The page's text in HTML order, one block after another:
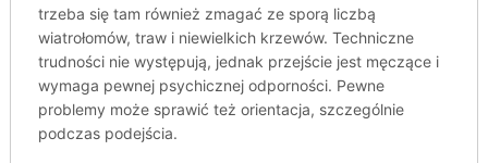
trzeba się tam również zmagać ze sporą liczbą
wiatrołomów, traw i niewielkich krzewów. Techniczne
trudności nie występują, jednak przejście jest męczące i
wymaga pewnej psychicznej odporności. Pewne
problemy może sprawić też orientacja, szczególnie
podczas podejścia.